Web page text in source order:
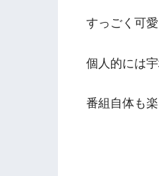
すっごく可
個人的には
番組自体も